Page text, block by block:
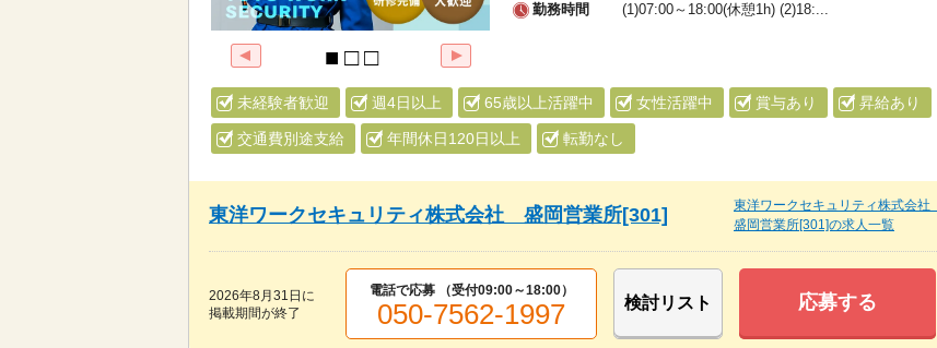
勤務時間 (1)07:00～18:00(休憩1h) (2)18:...
未経験者歓迎 週4日以上 65歳以上活躍中 女性活躍中 賞与あり 昇給あり
交通費別途支給 年間休日120日以上 転勤なし
東洋ワークセキュリティ株式会社 盛岡営業所[301]
東洋ワークセキュリティ株式会社
盛岡営業所[301]の求人一覧
2026年8月31日 に
掲載期間が終了
電話で応募 （受付09:00～18:00）
050-7562-1997 検討リスト 応募する